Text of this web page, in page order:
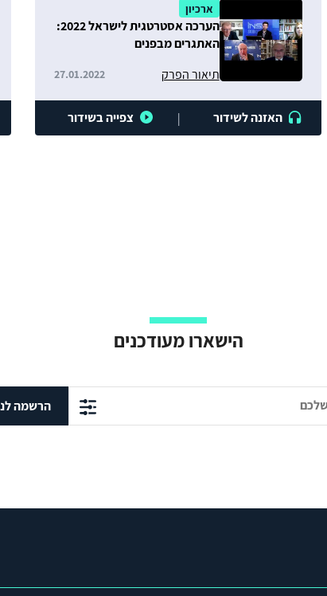
ארכיון
הערכה אסטרטגית לישראל 2022:
האתגרים מבפנים
תיאור הפרק
27.01.2022
האזנה לשידור | צפייה בשידור
הישארו מעודכנים
הרשמה